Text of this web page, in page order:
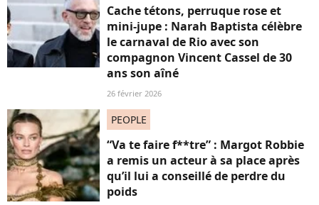
Cache tétons, perruque rose et
mini-jupe : Narah Baptista célèbre
le carnaval de Rio avec son
compagnon Vincent Cassel de 30
ans son aîné
26 février 2026
PEOPLE
“Va te faire f**tre” : Margot Robbie
a remis un acteur à sa place après
qu’il lui a conseillé de perdre du
poids